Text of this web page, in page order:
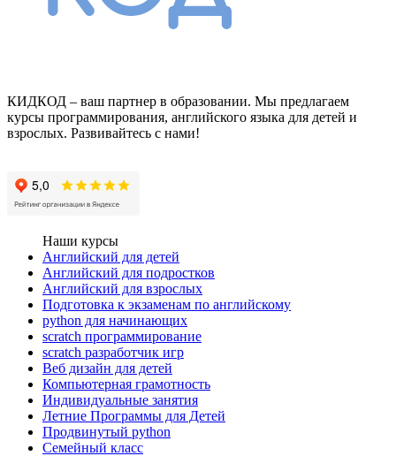
КИДКОД – ваш партнер в образовании. Мы предлагаем
курсы программирования, английского языка для детей и
взрослых. Развивайтесь с нами!
Наши курсы
Английский для детей
Английский для подростков
Английский для взрослых
Подготовка к экзаменам по английскому
python для начинающих
scratch программирование
scratch разработчик игр
Веб дизайн для детей
Компьютерная грамотность
Индивидуальные занятия
Летние Программы для Детей
Продвинутый python
Семейный класс